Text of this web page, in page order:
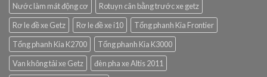
Nước làm mát động cơ
Rotuyn cân bằng trước xe getz
Rơ le đề xe Getz
Rơ le đề xe i10
Tổng phanh Kia Frontier
Tổng phanh Kia K2700
Tổng phanh Kia K3000
Van không tải xe Getz
đèn pha xe Altis 2011